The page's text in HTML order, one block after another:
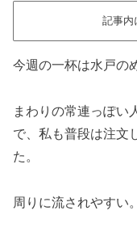
記事内
今週の一杯は水戸の
まわりの常連っぽい
で、私も普段は注文
た。
周りに流されやすい。